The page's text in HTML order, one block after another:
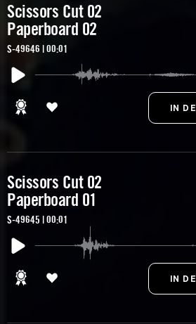
Scissors Cut 02
Paperboard 02
S-49646 | 00:01
Scissors Cut 02
Paperboard 01
S-49645 | 00:01